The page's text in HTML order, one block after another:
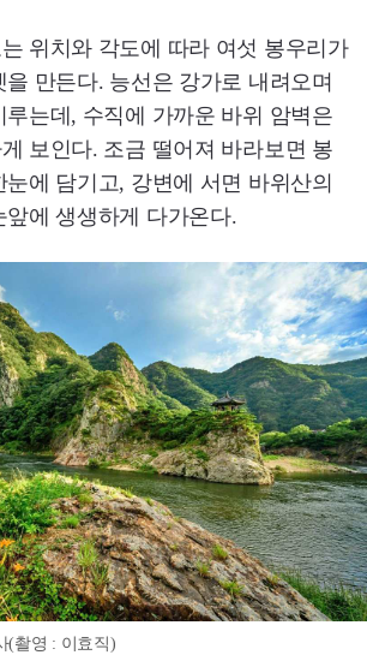
위치와 각도에 따라 여섯 봉우리가
만든다. 능선은 강가로 내려오며
루는데, 수직에 가까운 바위 암벽은
보인다. 조금 떨어져 바라보면 봉
에 담기고, 강변에 서면 바위산의
앞에 생생하게 다가온다.
(촬영 : 이효직)